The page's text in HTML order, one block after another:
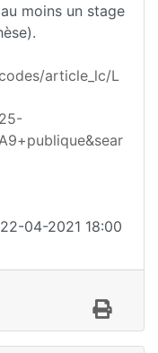
moins un stage
article_lc/L
04-2021 18:00